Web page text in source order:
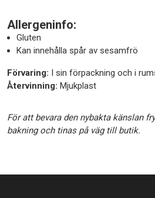
Allergeninfo:
Gluten
Kan innehålla spår av sesamfrö
Förvaring: I sin förpackning och i
Återvinning: Mjukplast
För att bevara den nybakta känslan
bakning och tinas på väg till butik.